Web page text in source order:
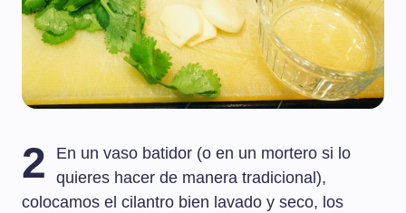
2
En un vaso batidor (o en un mortero si lo
quieres hacer de manera tradicional),
colocamos el cilantro bien lavado y seco, los